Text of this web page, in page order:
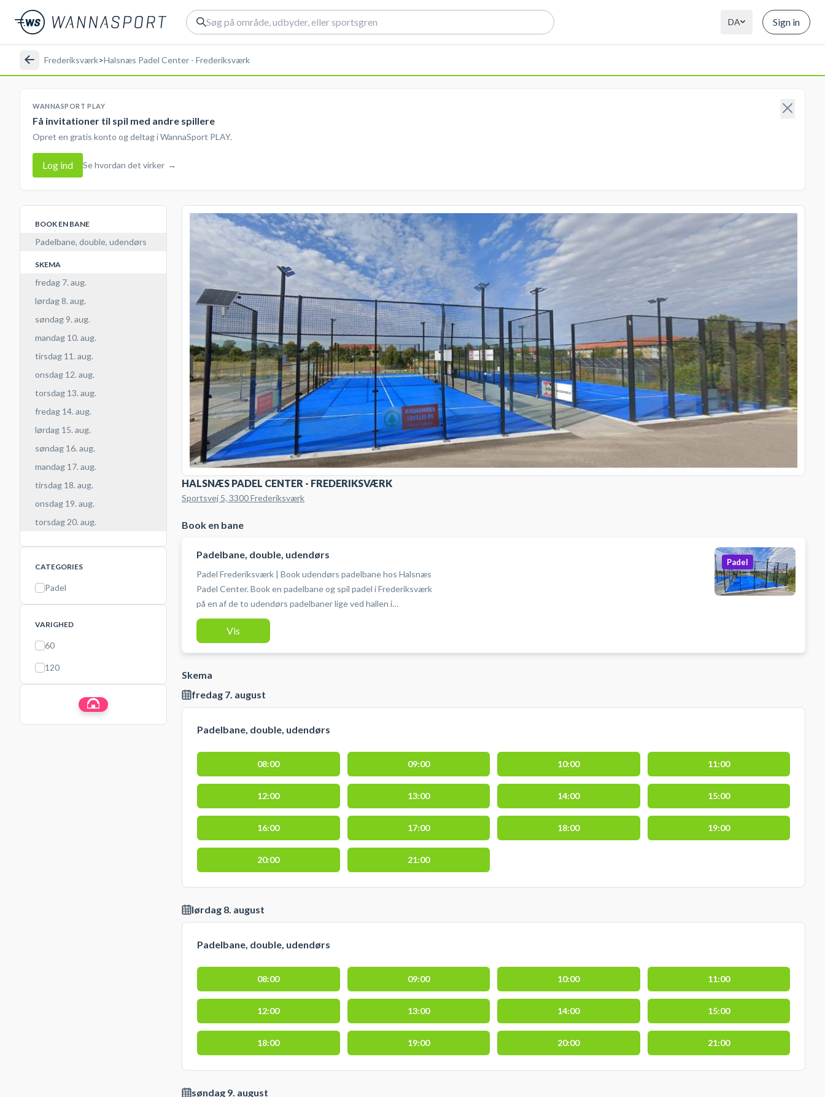
DA Sign in
Frederiksværk>Halsnæs Padel Center - Frederiksværk
WANNASPORT PLAY
Få invitationer til spil med andre spillere
Opret en gratis konto og deltag i WannaSport PLAY.
Log ind Se hvordan det virker →
BOOK EN BANE
Padelbane, double, udendørs
SKEMA
fredag 7. aug.
lørdag 8. aug.
søndag 9. aug.
mandag 10. aug.
tirsdag 11. aug.
onsdag 12. aug.
torsdag 13. aug.
fredag 14. aug.
lørdag 15. aug.
søndag 16. aug.
mandag 17. aug.
tirsdag 18. aug.
onsdag 19. aug.
torsdag 20. aug.
CATEGORIES
Padel
VARIGHED
60
120
HALSNÆS PADEL CENTER - FREDERIKSVÆRK
Sportsvej 5, 3300 Frederiksværk
Book en bane
Padelbane, double, udendørs
Padel Frederiksværk | Book udendørs padelbane hos Halsnæs
Padel Center. Book en padelbane og spil padel i Frederiksværk
på en af de to udendørs padelbaner lige ved hallen i
Frederiksværk. Halsnæs Padel har to double padel baner med lys.
Parkering er gratis ved padelbanerne på Sportsvej 5, 3300
padel. Omklædning og toilet kan benyttes i Frederiksværk Hallen
ved booking af padel.
Vis
Padel
Skema
fredag 7. august
Padelbane, double, udendørs
08:00 09:00 10:00 11:00
12:00 13:00 14:00 15:00
16:00 17:00 18:00 19:00
20:00 21:00
lørdag 8. august
Padelbane, double, udendørs
08:00 09:00 10:00 11:00
12:00 13:00 14:00 15:00
18:00 19:00 20:00 21:00
søndag 9. august